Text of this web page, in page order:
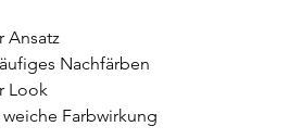
Ansatz
Nachfärben
Look
Farbwirkung